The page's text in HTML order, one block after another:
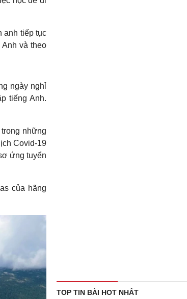
anh tiếp tục
và theo
ngày nghỉ
tiếng Anh.
những
Covid-19
ứng tuyển
của hãng
TOP TIN BÀI HOT NHẤT